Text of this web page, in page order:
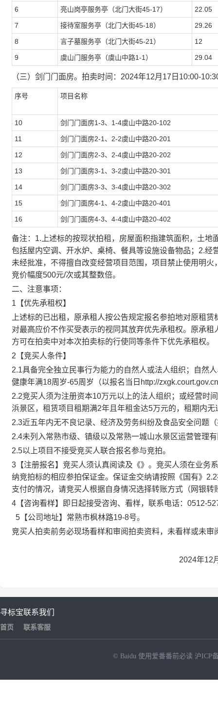
6 亮山岗亭服务亭（北门大街45-17） 22.05
7 接待室服务亭（北门大街45-18） 29.26
8 言子墓服务亭（北门大街45-21） 12
9 虞山门服务亭（虞山中路1-1） 29.04
（三）剑门门面房。拍卖时间： 2024年12月17日10:00-
序号 项目名称
10 剑门门面房1-3、1-4虞山中路20-102
11 剑门门面房2-1、2-2虞山中路20-201
12 剑门门面房2-3、2-4虞山中路20-202
13 剑门门面房3-1、3-2虞山中路20-301
14 剑门门面房3-3、3-4虞山中路20-302
15 剑门门面房4-1、4-2虞山中路20-401
16 剑门门面房4-3、4-4虞山中路20-402
备注： 1.上述标的按现状拍租，房屋面积指建筑面积，土
包括屋内空调、开水炉、桌椅、餐具等设施设备物品；2.
未经批准，不得擅自改变经营项目范围，项目禁止使用明
竞价幅度500元/次或其整数倍。
二、注意事项：
1【优先承租权】
上述标的已出租，原承租人按公告规定报名参拍地对原租
对最高应价不作买受表示的视同其放弃优先承租权。原承租
方可在拍卖中对本次拍卖标的行使同等条件下优先承租权。
2【竞买人条件】
2.1具备完全独立民事行为能力的自然人或法人组织；自然
健康年满18周岁-65周岁（以报名当日http://
2.2竞买人须为注册资本10万元以上的法人组织；或经营时
浜景区，租赁项目租期满2年且年租金达5万元的，租期内无
2.3近五年内无不良记录、经济及劳务纠纷及食品安全问题
2.4未列入常熟市级、镇级以及常熟一城山水景区运营管理
2.5以上项目不接受竞买人联合报名参与竞拍。
3【注册报名】竞买人须认真阅读及《》。竞买人须在业务
纳竞拍标的相应参拍保证金。保证金交纳请按照《国有》
支付的情况，请竞买人根据自身情况选择转账方式（网银
4【咨询看样】
即日起接受咨询、看样，联系电话： 0512-
5【公司地址】常熟市枫林路19-8号。
竞买人拍卖前务必现场看样和审阅拍卖资料，未看样或未审
2024年12
寻标宝
首页
联系我们
联系客服
© Baidu 使用爱番番前必读 沪ICP